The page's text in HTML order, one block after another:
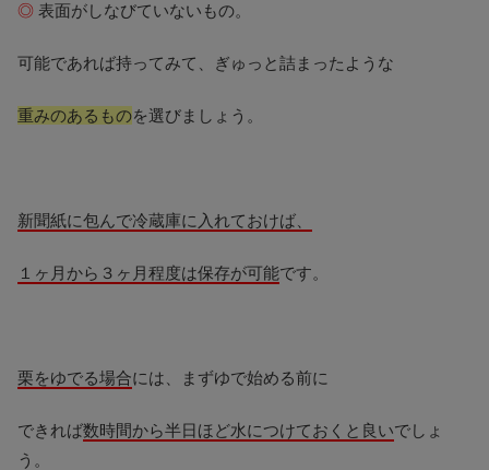
◎ 表面がしなびていないもの。
可能であれば持ってみて、ぎゅっと詰まったような
重みのあるものを選びましょう。
新聞紙に包んで冷蔵庫に入れておけば、
１ヶ月から３ヶ月程度は保存が可能です。
栗をゆでる場合には、まずゆで始める前に
できれば数時間から半日ほど水につけておくと良いでしょ
う。